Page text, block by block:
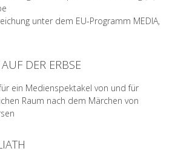
unter dem EU-Programm MEDIA,
DER ERBSE
ein Medienspektakel von und für
Raum nach dem Märchen von